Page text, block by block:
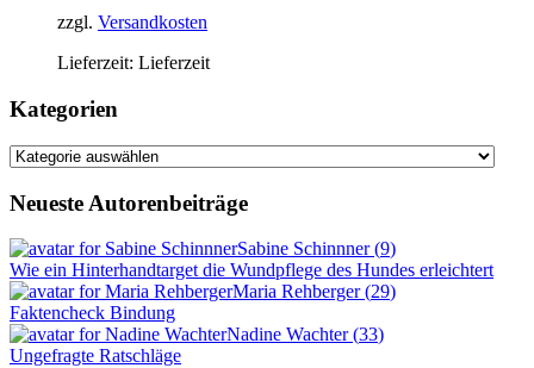
zzgl. Versandkosten
Lieferzeit: Lieferzeit
Kategorien
Kategorien
Neueste Autorenbeiträge
Sabine Schinnner(9)
Wie ein Hinterhandtarget die Wundpflege des Hundes erleichtert
Maria Rehberger(29)
Faktencheck Bindung
Nadine Wachter(33)
Ungefragte Ratschläge